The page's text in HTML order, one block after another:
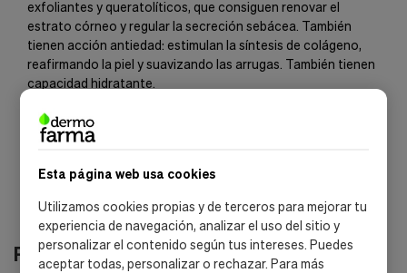
Esta página web usa cookies
Utilizamos cookies propias y de terceros para mejorar tu
experiencia de navegación, analizar el uso del sitio y
personalizar el contenido según tus intereses. Puedes
aceptar todas, personalizar o rechazar. Para más
exfoliantes y queratolíticos, que consiguen renovar el
estrato córneo y regular la secreción sebácea. También
tienen acción antiedad: estimulan la síntesis de colágeno,
reafirmando la piel y suavizando las arrugas. También tienen
capacidad hidratante.
Productos relacionados